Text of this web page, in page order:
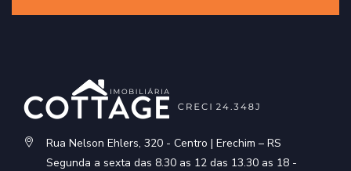
Rua Nelson Ehlers, 320 - Centro | Erechim – RS
Segunda a sexta das 8.30 as 12 das 13.30 as 18 -